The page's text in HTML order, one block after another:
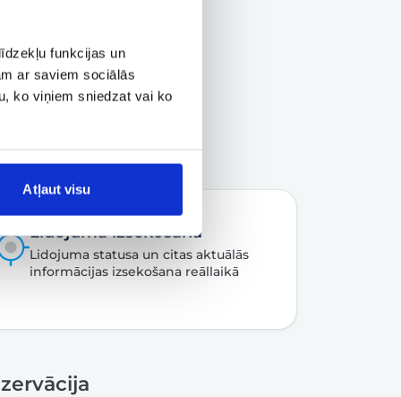
funkcijas un
ar saviem sociālās
ko viņiem sniedzat vai ko
Atļaut visu
Lidojuma izsekošana
Lidojuma statusa un citas aktuālās
informācijas izsekošana reāllaikā